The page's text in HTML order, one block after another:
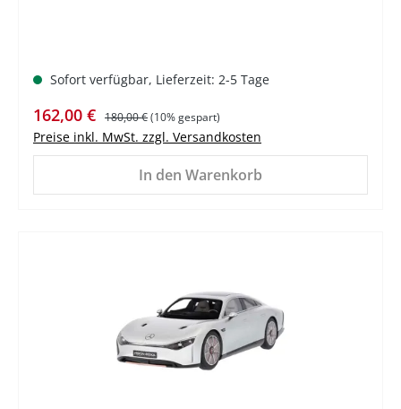
Sofort verfügbar, Lieferzeit: 2-5 Tage
Verkaufspreis:
162,00 € Regulärer Preis:
180,00 €(10% gespart)
Preise inkl. MwSt. zzgl. Versandkosten
In den Warenkorb